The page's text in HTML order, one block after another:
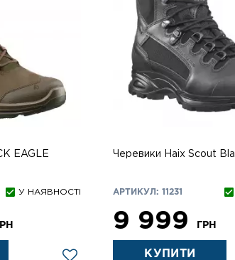
EAGLE
У НАЯВНОСТІ
Черевики Haix Scout
АРТИКУЛ: 11231
9 999 ГРН
КУПИТИ